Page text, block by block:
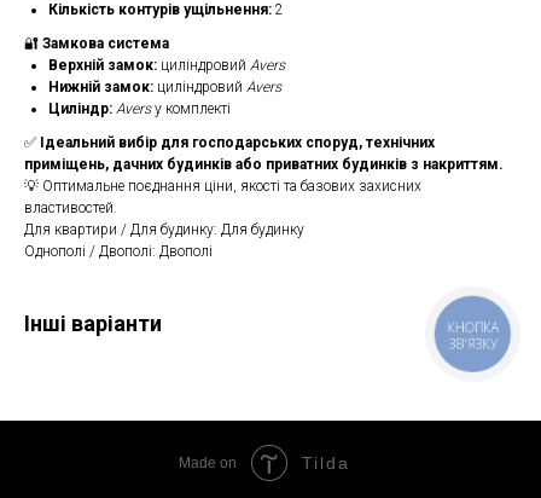
Кількість контурів ущільнення: 2
🔐 Замкова система
Верхній замок: циліндровий Avers
Нижній замок: циліндровий Avers
Циліндр: Aversу комплекті
✅ Ідеальний вибір для господарських споруд, технічних
приміщень, дачних будинків або приватних будинків з накриттям.
💡 Оптимальне поєднання ціни, якості та базових захисних
властивостей.
Для квартири / Для будинку: Для будинку
Однополі / Двополі: Двополі
Інші варіанти
Made on Tilda
КНОПКА
ЗВ'ЯЗКУ